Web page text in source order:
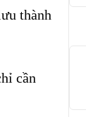
thành
cần